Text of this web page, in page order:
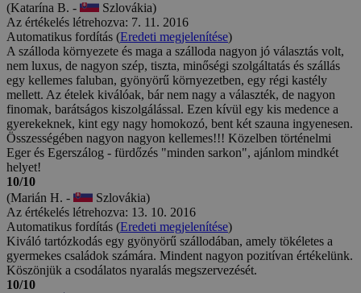
(Katarína B. -
Szlovákia)
Az értékelés létrehozva: 7. 11. 2016
Automatikus fordítás (Eredeti megjelenítése)
A szálloda környezete és maga a szálloda nagyon jó választás volt,
nem luxus, de nagyon szép, tiszta, minőségi szolgáltatás és szállás
egy kellemes faluban, gyönyörű környezetben, egy régi kastély
mellett. Az ételek kiválóak, bár nem nagy a választék, de nagyon
finomak, barátságos kiszolgálással. Ezen kívül egy kis medence a
gyerekeknek, kint egy nagy homokozó, bent két szauna ingyenesen.
Összességében nagyon nagyon kellemes!!! Közelben történelmi
Eger és Egerszálog - fürdőzés "minden sarkon", ajánlom mindkét
helyet!
10/10
(Marián H. -
Szlovákia)
Az értékelés létrehozva: 13. 10. 2016
Automatikus fordítás (Eredeti megjelenítése)
Kiváló tartózkodás egy gyönyörű szállodában, amely tökéletes a
gyermekes családok számára. Mindent nagyon pozitívan értékelünk.
Köszönjük a csodálatos nyaralás megszervezését.
10/10